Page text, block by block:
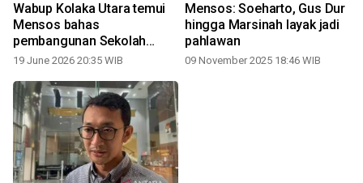
Wabup Kolaka Utara temui
Mensos bahas
pembangunan Sekolah
Rakyat
19 June 2026 20:35 WIB
Mensos: Soeharto, Gus Dur
hingga Marsinah layak jadi
pahlawan
09 November 2025 18:46 WIB